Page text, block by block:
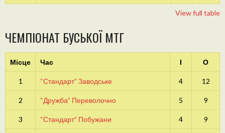
View full table
ЧЕМПІОНАТ БУСЬКОЇ МТГ
Місце Час І О
1 “Стандарт” Заводське 4 12
2 “Дружба” Переволочно 5 9
3 “Стандарт” Побужани 4 9